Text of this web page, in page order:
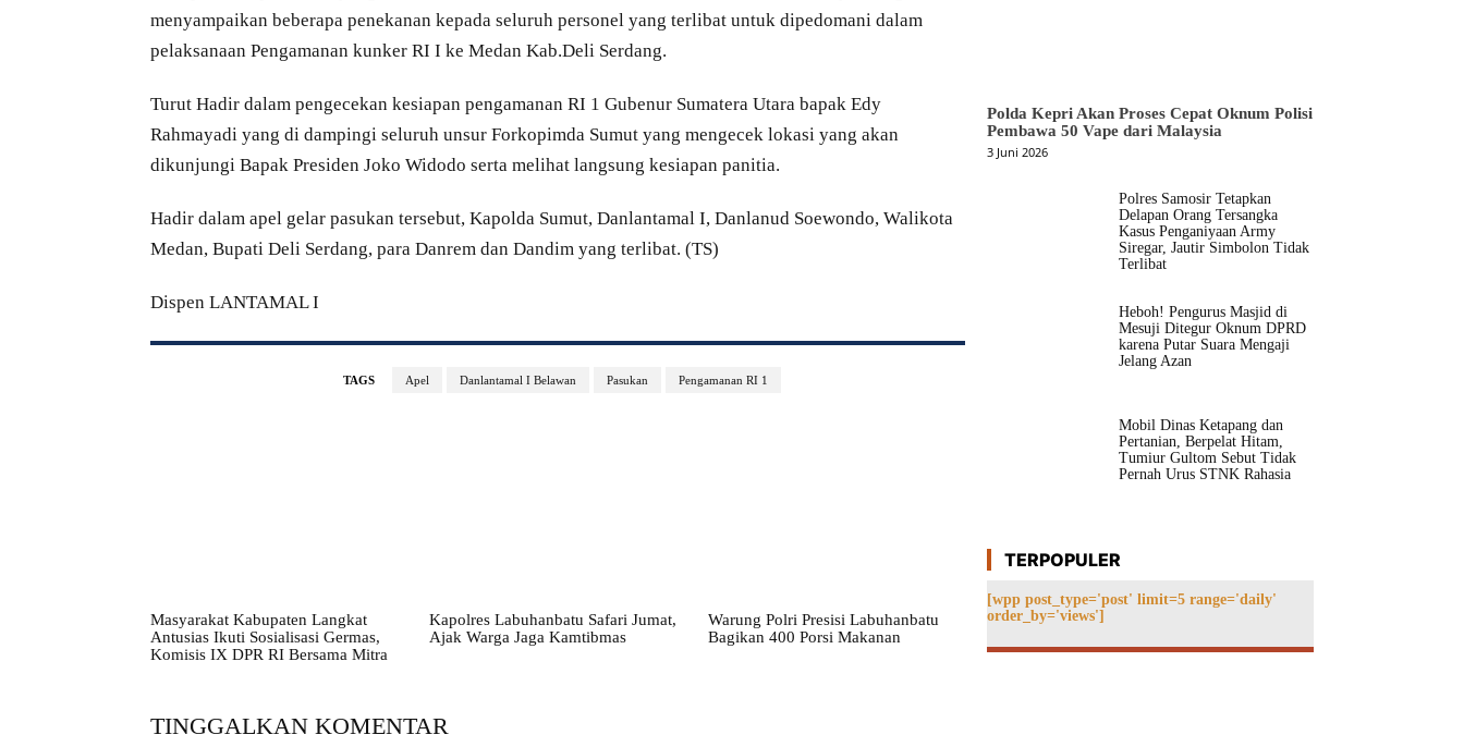
menyampaikan beberapa penekanan kepada seluruh personel yang terlibat untuk dipedomani dalam
pelaksanaan Pengamanan kunker RI I ke Medan Kab.Deli Serdang.
Turut Hadir dalam pengecekan kesiapan pengamanan RI 1 Gubenur Sumatera Utara bapak Edy
Rahmayadi yang di dampingi seluruh unsur Forkopimda Sumut yang mengecek lokasi yang akan
dikunjungi Bapak Presiden Joko Widodo serta melihat langsung kesiapan panitia.
Hadir dalam apel gelar pasukan tersebut, Kapolda Sumut, Danlantamal I, Danlanud Soewondo, Walikota
Medan, Bupati Deli Serdang, para Danrem dan Dandim yang terlibat. (TS)
Dispen LANTAMAL I
TAGS Apel Danlantamal I Belawan Pasukan Pengamanan RI 1
Masyarakat Kabupaten Langkat
Antusias Ikuti Sosialisasi Germas,
Komisis IX DPR RI Bersama Mitra
Kapolres Labuhanbatu Safari Jumat,
Ajak Warga Jaga Kamtibmas
Warung Polri Presisi Labuhanbatu
Bagikan 400 Porsi Makanan
TINGGALKAN KOMENTAR
Polda Kepri Akan Proses Cepat Oknum Polisi
Pembawa 50 Vape dari Malaysia
3 Juni 2026
Polres Samosir Tetapkan
Delapan Orang Tersangka
Kasus Penganiyaan Army
Siregar, Jautir Simbolon Tidak
Terlibat
Heboh! Pengurus Masjid di
Mesuji Ditegur Oknum DPRD
karena Putar Suara Mengaji
Jelang Azan
Mobil Dinas Ketapang dan
Pertanian, Berpelat Hitam,
Tumiur Gultom Sebut Tidak
Pernah Urus STNK Rahasia
TERPOPULER
[wpp post_type='post' limit=5 range='daily'
order_by='views']